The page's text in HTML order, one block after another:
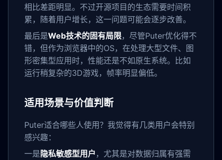
相比差距明显。不过开源项目的生态需要时间积
累，随着用户增长，这一问题可能会逐步改善。
最后是Web技术的固有局限，尽管Puter优化得不
错，但作为浏览器中的OS，在处理大型文件、图
形密集型应用时，性能还是不如原生系统。比如
运行稍复杂的3D游戏，帧率明显偏低。
适用场景与价值判断
Puter适合哪些人使用？我觉得有几类用户会特别
感兴趣：
一是 隐私敏感型用户 ，尤其是对数据归属有强需